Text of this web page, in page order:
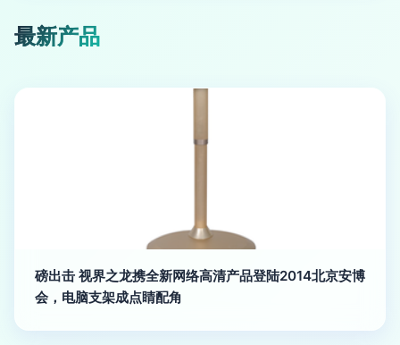
最新产品
磅出击 视界之龙携全新网络高清产品登陆2014北京安博
会，电脑支架成点睛配角